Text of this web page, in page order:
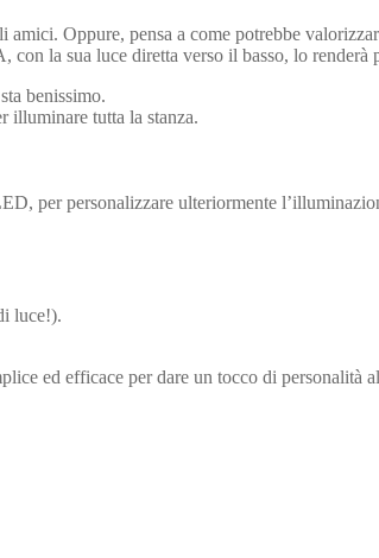
Oppure, pensa a come potrebbe
la sua luce diretta verso il basso, lo renderà
benissimo.
illuminare tutta la stanza.
per personalizzare ulteriormente
luce!).
ed efficace per dare un tocco di personalità